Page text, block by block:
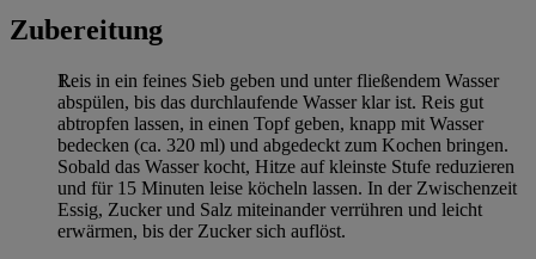
Zubereitung
Reis in ein feines Sieb geben und unter fließendem Wasser
abspülen, bis das durchlaufende Wasser klar ist. Reis gut
abtropfen lassen, in einen Topf geben, knapp mit Wasser
bedecken (ca. 320 ml) und abgedeckt zum Kochen bringen.
Sobald das Wasser kocht, Hitze auf kleinste Stufe reduzieren
und für 15 Minuten leise köcheln lassen. In der Zwischenzeit
Essig, Zucker und Salz miteinander verrühren und leicht
erwärmen, bis der Zucker sich auflöst.